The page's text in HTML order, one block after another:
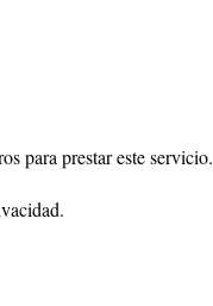
para prestar este servicio.
.